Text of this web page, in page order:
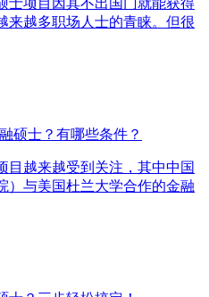
士项目因其不出国门就能获得
来越多职场人士的青睐。但很
硕士？有哪些条件？
目越来越受到关注，其中中国
）与美国杜兰大学合作的金融